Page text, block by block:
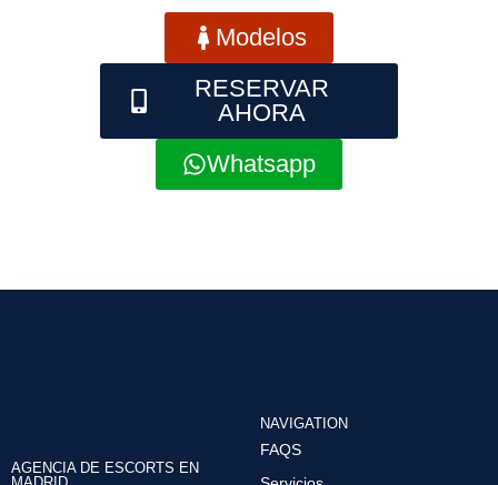
Modelos
RESERVAR
AHORA
Whatsapp
AGENCIA DE ESCORTS EN
NAVIGATION
FAQS